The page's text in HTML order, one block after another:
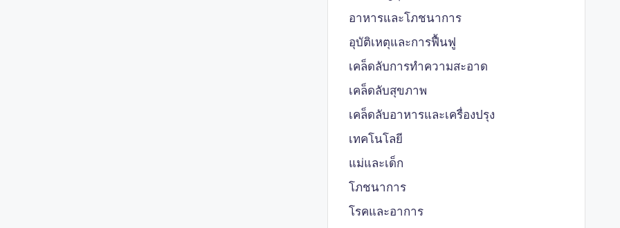
อาหารและโภชนาการ
อุบัติเหตุและการฟื้นฟู
เคล็ดลับการทำความสะอาด
เคล็ดลับสุขภาพ
เคล็ดลับอาหารและเครื่องปรุง
เทคโนโลยี
แม่และเด็ก
โภชนาการ
โรคและอาการ